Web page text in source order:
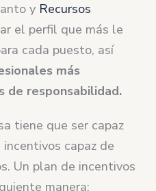
y Recursos
el perfil que más le
cada puesto, así
más
de responsabilidad.
tiene que ser capaz
capaz de
Un plan de incentivos
manera: